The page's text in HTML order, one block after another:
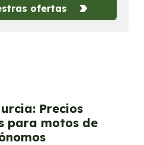
ofertas
Precios
para motos de